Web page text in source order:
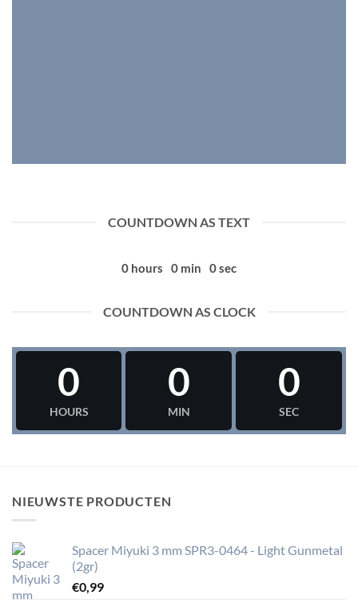
COUNTDOWN AS TEXT
0 hours 0 min 0sec
COUNTDOWN AS CLOCK
0
HOURS
0
MIN
0
SEC
NIEUWSTE PRODUCTEN
Spacer Miyuki 3 mm SPR3-0464 - Light Gunmetal
(2gr)
€0,99